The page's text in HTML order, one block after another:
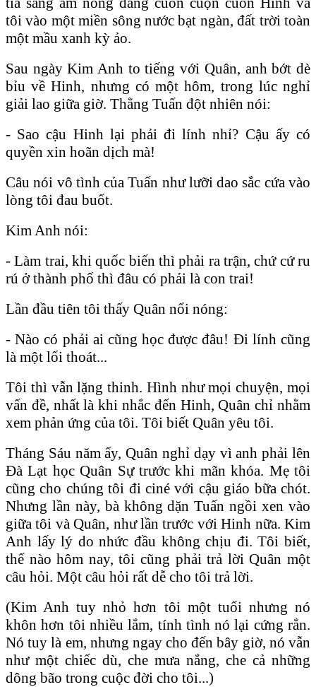
tôi vào một miền sông nước bạt ngàn, đất trời toàn
một mầu xanh kỳ ảo.
Sau ngày Kim Anh to tiếng với Quân, anh bớt dè
bỉu về Hinh, nhưng có một hôm, trong lúc nghỉ
giải lao giữa giờ. Thằng Tuấn đột nhiên nói:
- Sao cậu Hinh lại phải đi lính nhỉ? Cậu ấy có
quyền xin hoãn dịch mà!
Câu nói vô tình của Tuấn như lưỡi dao sắc cứa vào
lòng tôi đau buốt.
Kim Anh nói:
- Làm trai, khi quốc biến thì phải ra trận, chứ cứ ru
rú ở thành phố thì đâu có phải là con trai!
Lần đầu tiên tôi thấy Quân nổi nóng:
- Nào có phải ai cũng học được đâu! Đi lính cũng
là một lối thoát...
Tôi thì vẫn lặng thinh. Hình như mọi chuyện, mọi
vấn đề, nhất là khi nhắc đến Hinh, Quân chỉ nhằm
xem phản ứng của tôi. Tôi biết Quân yêu tôi.
Tháng Sáu năm ấy, Quân nghỉ dạy vì anh phải lên
Đà Lạt học Quân Sự trước khi mãn khóa. Mẹ tôi
cũng cho chúng tôi đi ciné với cậu giáo bữa chót.
Nhưng lần này, bà không dặn Tuấn ngồi xen vào
giữa tôi và Quân, như lần trước với Hinh nữa. Kim
Anh lấy lý do nhức đầu không chịu đi. Tôi biết,
thế nào hôm nay, tôi cũng phải trả lời Quân một
câu hỏi. Một câu hỏi rất dễ cho tôi trả lời.
(Kim Anh tuy nhỏ hơn tôi một tuổi nhưng nó
khôn hơn tôi nhiều lắm, tính tình nó lại cứng rắn.
Nó tuy là em, nhưng ngay cho đến bây giờ, nó vẫn
như một chiếc dù, che mưa nắng, che cả những
dông bão trong cuộc đời cho tôi...)